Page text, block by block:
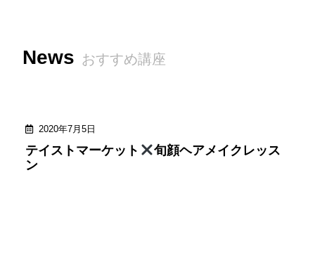
News おすすめ講座
2020年7月5日
テイストマーケット
旬顔ヘアメイクレッス
ン